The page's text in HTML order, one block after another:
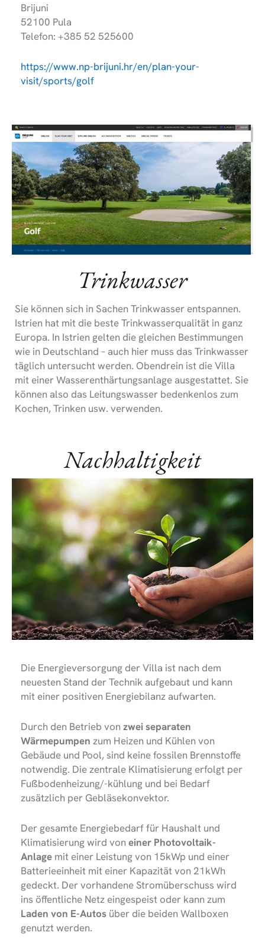
Brijuni
52100 Pula
Telefon: +385 52 525600
https://www.np-brijuni.hr/en/plan-your-
visit/sports/golf
Trinkwasser
Sie können sich in Sachen Trinkwasser entspannen.
Istrien hat mit die beste Trinkwasserqualität in ganz
Europa. In Istrien gelten die gleichen Bestimmungen
wie in Deutschland – auch hier muss das Trinkwasser
täglich untersucht werden. Obendrein ist die Villa
mit einer Wasserenthärtungsanlage ausgestattet. Sie
können also das Leitungswasser bedenkenlos zum
Kochen, Trinken usw. verwenden.
Nachhaltigkeit
Die Energieversorgung der Villa ist nach dem
neuesten Stand der Technik aufgebaut und kann
mit einer positiven Energiebilanz aufwarten.
Durch den Betrieb von zwei separaten
Wärmepumpen zum Heizen und Kühlen von
Gebäude und Pool, sind keine fossilen Brennstoffe
notwendig. Die zentrale Klimatisierung erfolgt per
Fußbodenheizung/-kühlung und bei Bedarf
zusätzlich per Gebläsekonvektor.
Der gesamte Energiebedarf für Haushalt und
Klimatisierung wird von einer Photovoltaik-
Anlage mit einer Leistung von 15kWp und einer
Batterieeinheit mit einer Kapazität von 21kWh
gedeckt. Der vorhandene Stromüberschuss wird
ins öffentliche Netz eingespeist oder kann zum
Laden von E-Autos über die beiden Wallboxen
genutzt werden.